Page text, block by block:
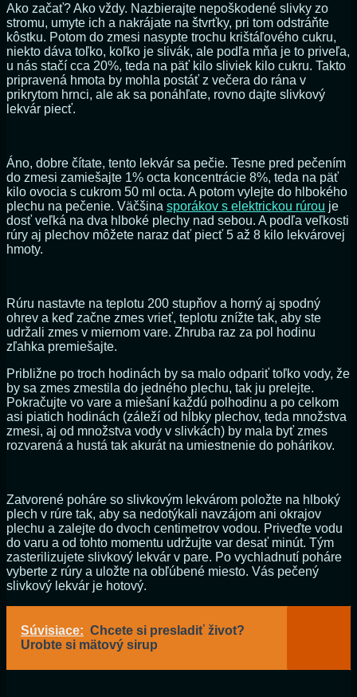
Ako začať? Ako vždy. Nazbierajte nepoškodené slivky zo
stromu, umyte ich a nakrájate na štvrťky, pri tom odstráňte
kôstku. Potom do zmesi nasypte trochu krištáľového cukru,
niekto dáva toľko, koľko je slivák, ale podľa mňa je to priveľa,
u nás stačí cca 20%, teda na päť kilo sliviek kilo cukru. Takto
pripravená hmota by mohla postáť z večera do rána v
prikrytom hrnci, ale ak sa ponáhľate, rovno dajte slivkový
lekvár piecť.
Áno, dobre čítate, tento lekvár sa pečie. Tesne pred pečením
do zmesi zamiešajte 1% octa koncentrácie 8%, teda na päť
kilo ovocia s cukrom 50 ml octa. A potom vylejte do hlbokého
plechu na pečenie. Väčšina sporákov s elektrickou rúrou je
dosť veľká na dva hlboké plechy nad sebou. A podľa veľkosti
rúry aj plechov môžete naraz dať piecť 5 až 8 kilo lekvárovej
hmoty.
Rúru nastavte na teplotu 200 stupňov a horný aj spodný
ohrev a keď začne zmes vrieť, teplotu znížte tak, aby ste
udržali zmes v miernom vare. Zhruba raz za pol hodinu
zľahka premiešajte.
Približne po troch hodinách by sa malo odpariť toľko vody, že
by sa zmes zmestila do jedného plechu, tak ju prelejte.
Pokračujte vo vare a miešaní každú polhodinu a po celkom
asi piatich hodinách (záleží od hĺbky plechov, teda množstva
zmesi, aj od množstva vody v slivkách) by mala byť zmes
rozvarená a hustá tak akurát na umiestnenie do pohárikov.
Zatvorené poháre so slivkovým lekvárom položte na hlboký
plech v rúre tak, aby sa nedotýkali navzájom ani okrajov
plechu a zalejte do dvoch centimetrov vodou. Priveďte vodu
do varu a od tohto momentu udržujte var desať minút. Tým
zasterilizujete slivkový lekvár v pare. Po vychladnutí poháre
vyberte z rúry a uložte na obľúbené miesto. Vás pečený
slivkový lekvár je hotový.
Súvisiace: Chcete si presladiť život?
Urobte si mätový sirup